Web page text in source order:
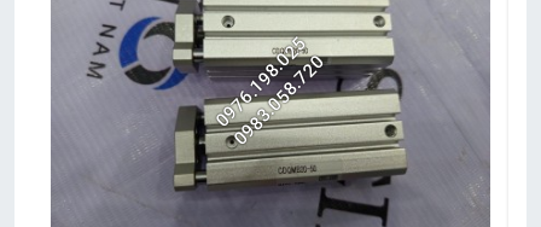
0976.198.025
0983.058.720